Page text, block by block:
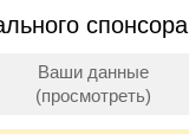
спонсора
Ваши данные
(просмотреть)